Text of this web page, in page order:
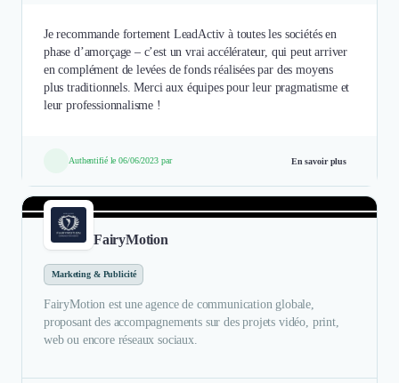
Je recommande fortement LeadActiv à toutes les sociétés en
phase d’amorçage – c’est un vrai accélérateur, qui peut arriver
en complément de levées de fonds réalisées par des moyens
plus traditionnels. Merci aux équipes pour leur pragmatisme et
leur professionnalisme !
Authentifié le 06/06/2023 par En savoir plus
FairyMotion
Marketing & Publicité
FairyMotion est une agence de communication globale,
proposant des accompagnements sur des projets vidéo, print,
web ou encore réseaux sociaux.